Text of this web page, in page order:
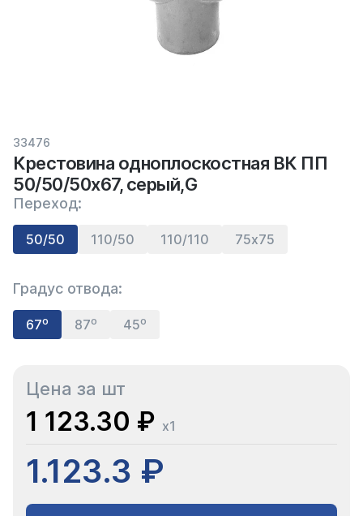
33476
Крестовина одноплоскостная ВК ПП
50/50/50х67, серый,G
Переход:
50/50 110/50 110/110 75х75
Градус отвода:
67⁰ 87⁰ 45⁰
Цена за шт
1 123.30 ₽ x1
1.123.3 ₽